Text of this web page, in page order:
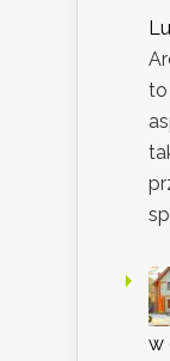
to
w